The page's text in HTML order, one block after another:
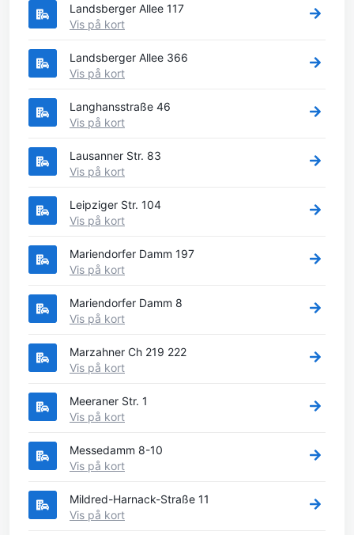
Landsberger Allee 117
Vis på kort
Landsberger Allee 366
Vis på kort
Langhansstraße 46
Vis på kort
Lausanner Str. 83
Vis på kort
Leipziger Str. 104
Vis på kort
Mariendorfer Damm 197
Vis på kort
Mariendorfer Damm 8
Vis på kort
Marzahner Ch 219 222
Vis på kort
Meeraner Str. 1
Vis på kort
Messedamm 8-10
Vis på kort
Mildred-Harnack-Straße 11
Vis på kort